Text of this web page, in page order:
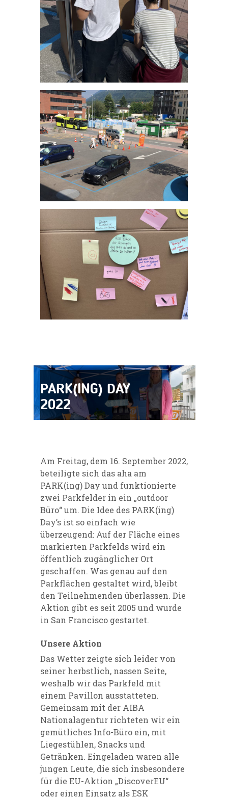
PARK(ING) DAY
2022
Am Freitag, dem 16. September 2022,
beteiligte sich das aha am
PARK(ing) Day und funktionierte
zwei Parkfelder in ein „outdoor
Büro“ um. Die Idee des PARK(ing)
Day’s ist so einfach wie
überzeugend: Auf der Fläche eines
markierten Parkfelds wird ein
öffentlich zugänglicher Ort
geschaffen. Was genau auf den
Parkflächen gestaltet wird, bleibt
den Teilnehmenden überlassen. Die
Aktion gibt es seit 2005 und wurde
in San Francisco gestartet.
Unsere Aktion
Das Wetter zeigte sich leider von
seiner herbstlich, nassen Seite,
weshalb wir das Parkfeld mit
einem Pavillon ausstatteten.
Gemeinsam mit der AIBA
Nationalagentur richteten wir ein
gemütliches Info-Büro ein, mit
Liegestühlen, Snacks und
Getränken. Eingeladen waren alle
jungen Leute, die sich insbesondere
für die EU-Aktion „DiscoverEU“
oder einen Einsatz alsESK